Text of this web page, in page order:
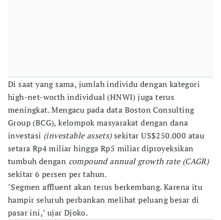
Di saat yang sama, jumlah individu dengan kategori
high-net-worth individual (HNWI) juga terus
meningkat. Mengacu pada data Boston Consulting
Group (BCG), kelompok masyarakat dengan dana
investasi (investable assets)sekitar US$250.000 atau
setara Rp4 miliar hingga Rp5 miliar diproyeksikan
tumbuh dengan compound annual growth rate (CAGR)
sekitar 6 persen per tahun.
"Segmen affluent akan terus berkembang. Karena itu
hampir seluruh perbankan melihat peluang besar di
pasar ini," ujar Djoko.